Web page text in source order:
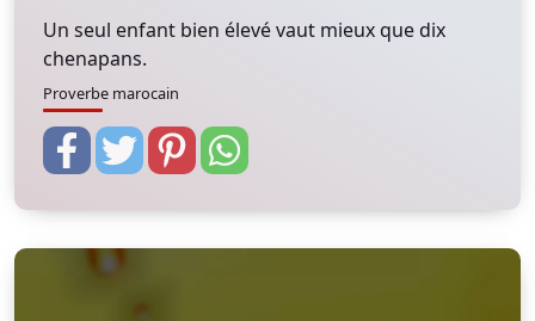
Un seul enfant bien élevé vaut mieux que dix
chenapans.
Proverbe marocain